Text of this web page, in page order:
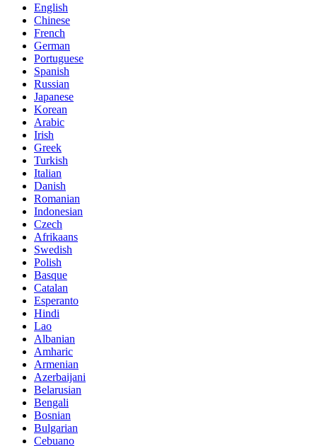
English
Chinese
French
German
Portuguese
Spanish
Russian
Japanese
Korean
Arabic
Irish
Greek
Turkish
Italian
Danish
Romanian
Indonesian
Czech
Afrikaans
Swedish
Polish
Basque
Catalan
Esperanto
Hindi
Lao
Albanian
Amharic
Armenian
Azerbaijani
Belarusian
Bengali
Bosnian
Bulgarian
Cebuano